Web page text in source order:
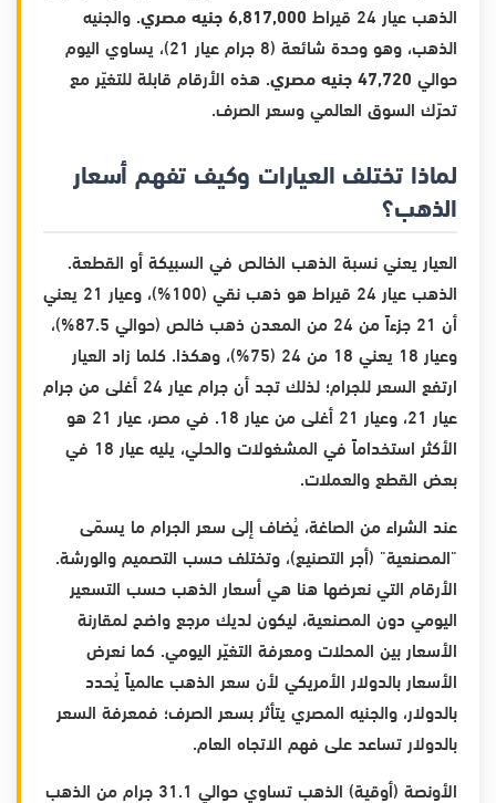
الذهب عيار 24 قيراط
6,817,000 جنيه مصري
. والجنيه
الذهب، وهو وحدة شائعة (8 جرام عيار 21)، يساوي اليوم
حوالي 47,720 جنيه مصري
. هذه الأرقام قابلة للتغيّر مع
تحرّك السوق العالمي وسعر الصرف.
لماذا تختلف العيارات وكيف تفهم أسعار
الذهب؟
العيار يعني نسبة الذهب الخالص في السبيكة أو القطعة.
الذهب عيار 24 قيراط هو ذهب نقي (100%)، وعيار 21 يعني
أن 21 جزءاً من 24 من المعدن ذهب خالص (حوالي 87.5%)،
وعيار 18 يعني 18 من 24 (75%)، وهكذا. كلما زاد العيار
ارتفع السعر للجرام؛ لذلك تجد أن جرام عيار 24 أغلى من جرام
عيار 21، وعيار 21 أغلى من عيار 18. في مصر، عيار 21 هو
الأكثر استخداماً في المشغولات والحلي، يليه عيار 18 في
بعض القطع والعملات.
عند الشراء من الصاغة، يُضاف إلى سعر الجرام ما يسمّى
"المصنعية" (أجر التصنيع)، وتختلف حسب التصميم والورشة.
الأرقام التي نعرضها هنا هي أسعار الذهب حسب التسعير
اليومي دون المصنعية، ليكون لديك مرجع واضح لمقارنة
الأسعار بين المحلات ومعرفة التغيّر اليومي. كما نعرض
الأسعار بالدولار الأمريكي لأن سعر الذهب عالمياً يُحدد
بالدولار، والجنيه المصري يتأثر بسعر الصرف؛ فمعرفة السعر
بالدولار تساعد على فهم الاتجاه العام.
الأونصة (أوقية) الذهب تساوي حوالي 31.1 جرام من الذهب